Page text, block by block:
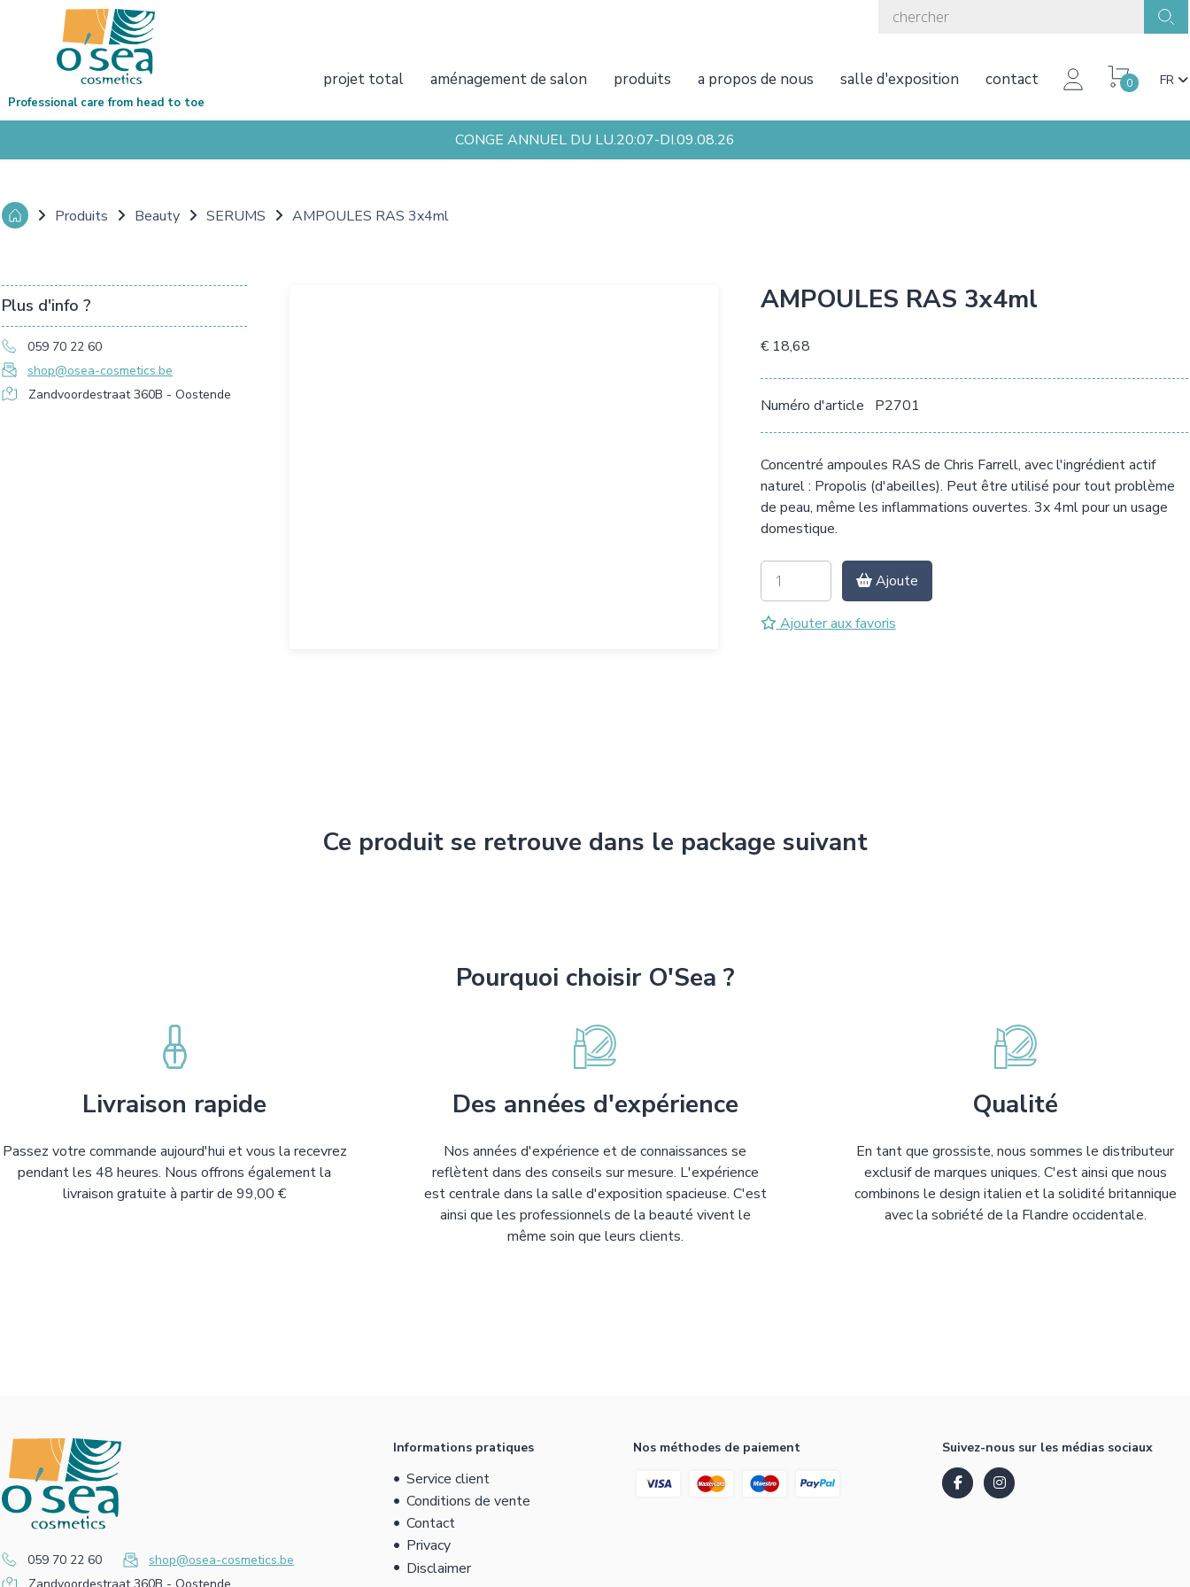
projet total aménagement de salon produits a propos de nous salle d'exposition contact 0 FR
Professional care from head to toe
CONGE ANNUEL DU LU.20:07-DI.09.08.26
Produits Beauty SERUMS AMPOULES RAS 3x4ml
Plus d'info ?
059 70 22 60
shop@osea-cosmetics.be
Zandvoordestraat 360B - Oostende
AMPOULES RAS 3x4ml
€ 18,68
Numéro d'article P2701
Concentré ampoules RAS de Chris Farrell, avec l'ingrédient actif
naturel : Propolis (d'abeilles). Peut être utilisé pour tout problème
de peau, même les inflammations ouvertes. 3x 4ml pour un usage
domestique.
Ajoute
Ajouter aux favoris
Ce produit se retrouve dans le package suivant
Pourquoi choisir O'Sea ?
Livraison rapide
Passez votre commande aujourd'hui et vous la recevrez
pendant les 48 heures. Nous offrons également la
livraison gratuite à partir de 99,00 €
Des années d'expérience
Nos années d'expérience et de connaissances se
reflètent dans des conseils sur mesure. L'expérience
est centrale dans la salle d'exposition spacieuse. C'est
ainsi que les professionnels de la beauté vivent le
même soin que leurs clients.
Qualité
En tant que grossiste, nous sommes le distributeur
exclusif de marques uniques. C'est ainsi que nous
combinons le design italien et la solidité britannique
avec la sobriété de la Flandre occidentale.
059 70 22 60
shop@osea-cosmetics.be
Informations pratiques
Service client
Conditions de vente
Contact
Privacy
Disclaimer
Nos méthodes de paiement Suivez-nous sur les médias sociaux